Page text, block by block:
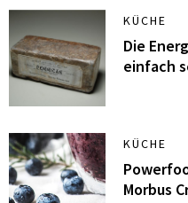
KÜCHE
Die
einfach
KÜCHE
Morbus